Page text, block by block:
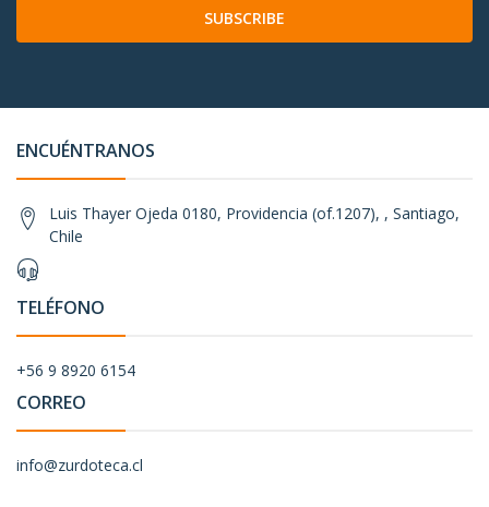
SUBSCRIBE
ENCUÉNTRANOS
Luis Thayer Ojeda 0180, Providencia (of.1207), , Santiago,
Chile
TELÉFONO
+56 9 8920 6154
CORREO
info@zurdoteca.cl